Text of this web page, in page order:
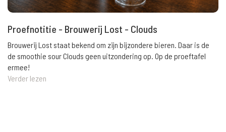
Proefnotitie - Brouwerij Lost - Clouds
Brouwerij Lost staat bekend om zijn bijzondere bieren. Daar is de
de smoothie sour Clouds geen uitzondering op. Op de proeftafel
ermee!
Verder lezen